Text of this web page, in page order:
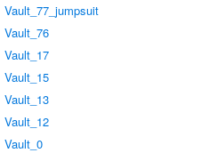
Vault_77_jumpsuit
Vault_76
Vault_17
Vault_15
Vault_13
Vault_12
Vault_0